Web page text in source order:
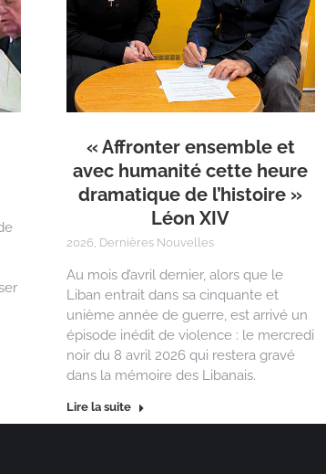
« Affronter ensemble et
avec humanité cette heure
dramatique de l’histoire »
Léon XIV
2026 Dernières Nouvelles
Au mois d’avril dernier, alors que le
Liban entrait dans sa cinquante et
unième année de guerre, est arrivé un
épisode inédit de violence : le mercredi
noir du 8 avril 2026 qui restera gravé
dans la mémoire des Libanais.
Lire la suite